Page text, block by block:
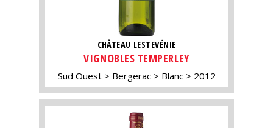
CHÂTEAU LESTEVÉNIE
VIGNOBLES TEMPERLEY
Sud Ouest Bergerac Blanc 2012